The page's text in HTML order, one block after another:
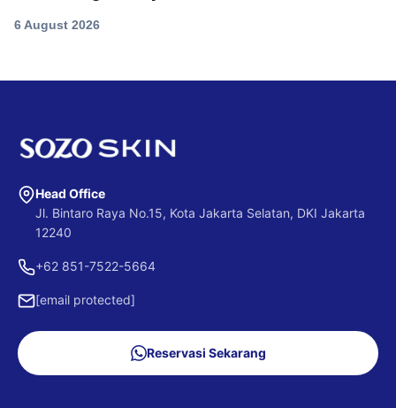
6 August 2026
Head Office
Jl. Bintaro Raya No.15, Kota Jakarta Selatan, DKI Jakarta
12240
+62 851-7522-5664
[email protected]
Reservasi Sekarang